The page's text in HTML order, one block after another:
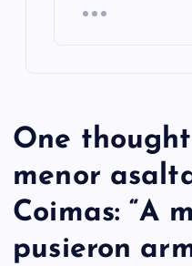
One thought
menor
Coimas: “A
pusieron